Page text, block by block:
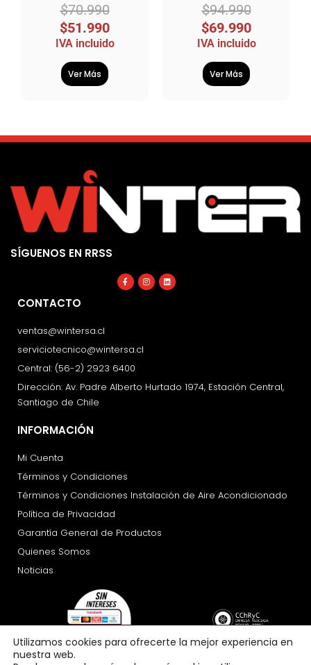
$70.990
$51.990
IVA incluido
Ver Más
$94.990
$69.990
IVA incluido
Ver Más
SÍGUENOS EN RRSS
Facebook-
f
Instagram
Linkedin
CONTACTO
ventas@wintersa.cl
serviciotecnico@wintersa.cl
Central: (56-2) 2923 6400
Dirección: Av. Padre Alberto Hurtado 1974, Estación Central,
Santiago de Chile
INFORMACIÓN
Mi Cuenta
Términos y Condiciones
Términos y Condiciones Instalación de Aire Acondicionado
Política de Privacidad
Garantía General de Productos
Quienes Somos
Noticias
Utilizamos cookies para ofrecerte la mejor experiencia en
nuestra web.